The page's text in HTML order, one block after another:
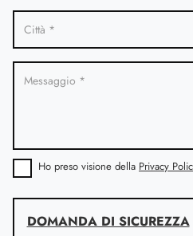
Ho preso visione della Privacy
DOMANDA DI SICUREZZA